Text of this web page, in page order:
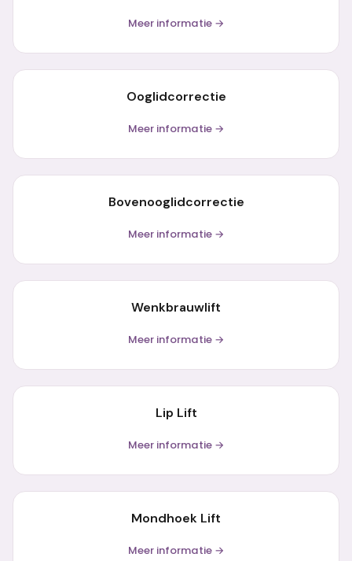
Meer informatie →
Ooglidcorrectie
Meer informatie →
Bovenooglidcorrectie
Meer informatie →
Wenkbrauwlift
Meer informatie →
Lip Lift
Meer informatie →
Mondhoek Lift
Meer informatie →